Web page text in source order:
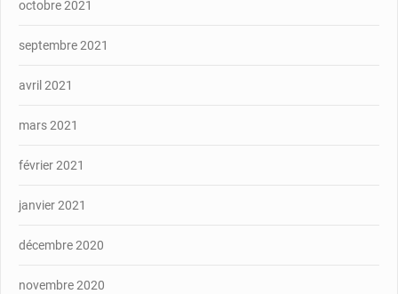
octobre 2021
septembre 2021
avril 2021
mars 2021
février 2021
janvier 2021
décembre 2020
novembre 2020